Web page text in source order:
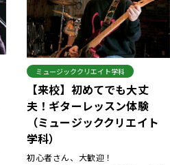
ミュージッククリエイト学科
【来校】初めてでも大丈
夫！ギターレッスン体験
（ミュージッククリエイト
学科）
初心者さん、大歓迎！